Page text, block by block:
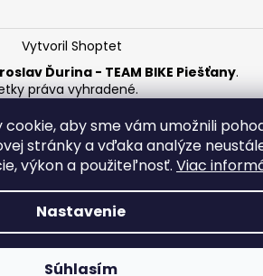
cookie, aby sme vám umožnili
stránky a vďaka analýze
výkon a použiteľnosť. Viac
Nastavenie
Súhlasím
Vytvoril Shoptet
Ďurina - TEAM BIKE Piešťany.
práva vyhradené.